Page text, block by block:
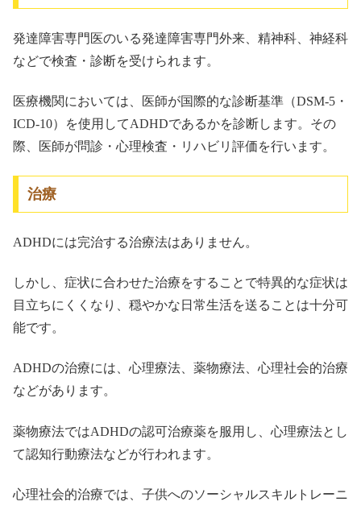
発達障害専門医のいる発達障害専門外来、精神科、神経科
などで検査・診断を受けられます。
医療機関においては、医師が国際的な診断基準（DSM-5・
ICD-10）を使用してADHDであるかを診断します。その
際、医師が問診・心理検査・リハビリ評価を行います。
治療
ADHDには完治する治療法はありません。
しかし、症状に合わせた治療をすることで特異的な症状は
目立ちにくくなり、穏やかな日常生活を送ることは十分可
能です。
ADHDの治療には、心理療法、薬物療法、心理社会的治療
などがあります。
薬物療法ではADHDの認可治療薬を服用し、心理療法とし
て認知行動療法などが行われます。
心理社会的治療では、子供へのソーシャルスキルトレーニ